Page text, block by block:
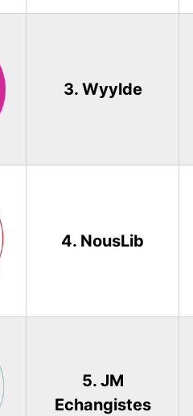
3. Wyylde
4. NousLib
5. JM
Echangistes